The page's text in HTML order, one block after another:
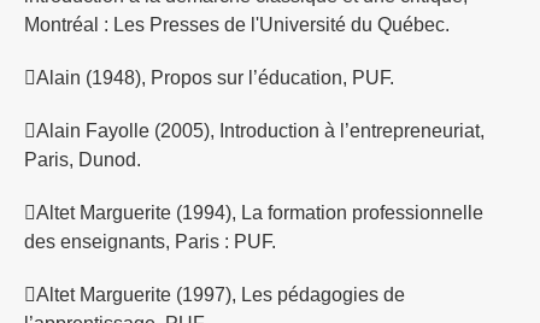
Montréal : Les Presses de l'Université du Québec.
Alain (1948), Propos sur l’éducation, PUF.
Alain Fayolle (2005), Introduction à l’entrepreneuriat,
Paris, Dunod.
Altet Marguerite (1994), La formation professionnelle
des enseignants, Paris : PUF.
Altet Marguerite (1997), Les pédagogies de